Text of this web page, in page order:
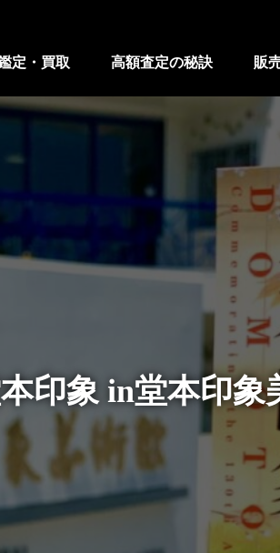
定・買取 高額査定の秘訣 販
印象 in堂本印象